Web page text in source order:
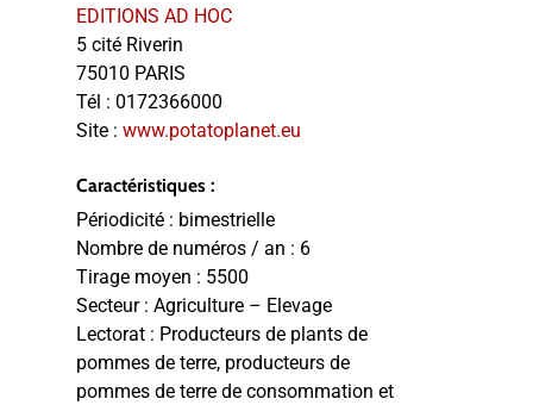
EDITIONS AD HOC
5 cité Riverin
75010 PARIS
Tél : 0172366000
Site : www.potatoplanet.eu
Caractéristiques :
Périodicité : bimestrielle
Nombre de numéros / an : 6
Tirage moyen : 5500
Secteur : Agriculture – Elevage
Lectorat : Producteurs de plants de
pommes de terre, producteurs de
pommes de terre de consommation et